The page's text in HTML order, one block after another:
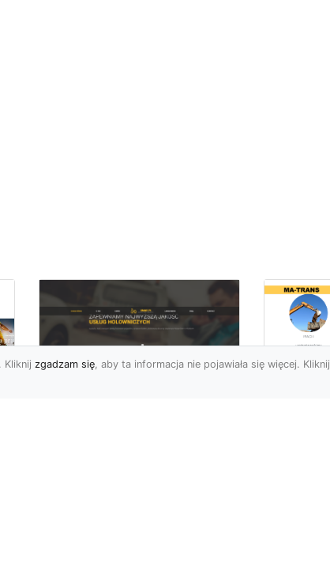
Kliknij zgadzam się, aby ta informacja nie pojawiała się więcej. Kliknij